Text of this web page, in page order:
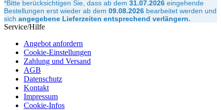
*Bitte berücksichtigen Sie, dass ab dem 31.07.2026 eingehende
Bestellungen erst wieder ab dem 09.08.2026 bearbeitet werden und
sich angegebene Lieferzeiten entsprechend verlängern.
Service/Hilfe
Angebot anfordern
Cookie-Einstellungen
Zahlung und Versand
AGB
Datenschutz
Kontakt
Impressum
Cookie-Infos